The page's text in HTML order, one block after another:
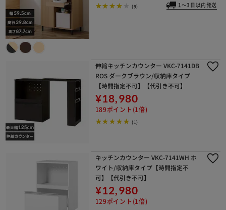
(9) 1～3日以内発送
伸縮キッチンカウンター VKC-7141DB
ROS ダークブラウン/収納庫タイプ
【時間指定不可】【代引き不可】
¥18,980
189ポイント(1倍)
(1)
キッチンカウンター VKC-7141WH ホ
ワイト/収納庫タイプ【時間指定不
可】【代引き不可】
¥12,980
129ポイント(1倍)